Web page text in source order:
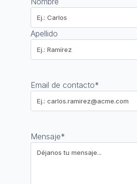
Apellido
Email de contacto*
Mensaje*